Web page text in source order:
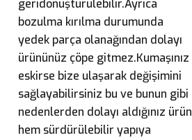
geridönüştürülebilir.Ayrıca
bozulma kırılma durumunda
yedek parça olanağından dolayı
ürününüz çöpe gitmez.Kumaşınız
eskirse bize ulaşarak değişimini
sağlayabilirsiniz bu ve bunun gibi
nedenlerden dolayı aldığınız ürün
hem sürdürülebilir yapıya